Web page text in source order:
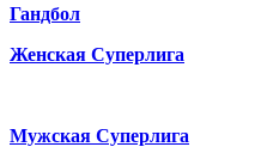
Гандбол
Женская Суперлига
Мужская Суперлига